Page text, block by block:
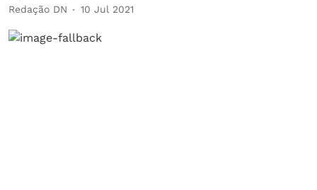
Redação DN 10 Jul 2021